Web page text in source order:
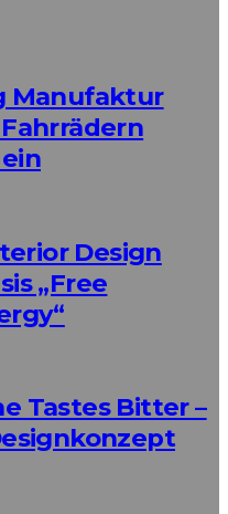
Manufaktur
Design
„Free
Tastes Bitter –